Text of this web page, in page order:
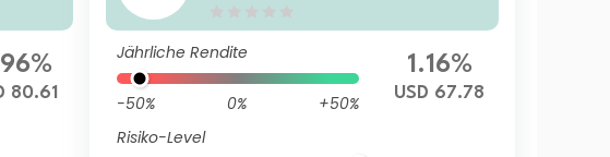
80.61
Jährliche Rendite
-50% 0%
+50%
Risiko-Level
1.16%
USD 67.78